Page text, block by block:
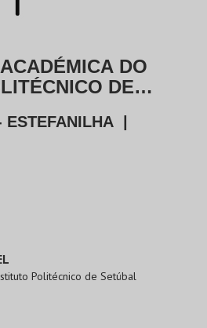
DO
DE
ESTEFANILHA
Politécnico de Setúbal